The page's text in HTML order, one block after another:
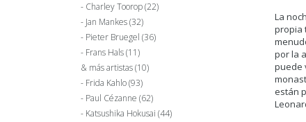
Charley Toorop(22)
Jan Mankes(32)
Pieter Bruegel (36)
Frans Hals(11)
& más artistas(10)
Frida Kahlo(93)
Paul Cézanne (62)
Katsushika Hokusai (44)
La
propia
por la
puede
están